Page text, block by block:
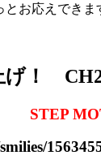
お応えできま
げ！
STEP